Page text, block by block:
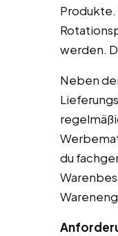
Produkte.
werden.
Neben
du